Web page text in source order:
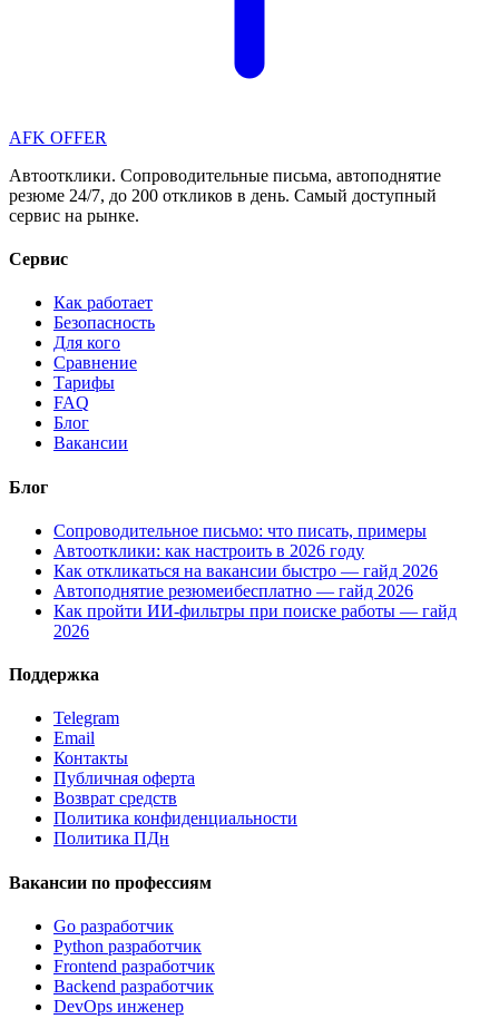
AFK OFFER
Автоотклики. Сопроводительные письма, автоподнятие
резюме 24/7, до 200 откликов в день. Самый доступный
сервис на рынке.
Сервис
Как работает
Безопасность
Для кого
Сравнение
Тарифы
FAQ
Блог
Вакансии
Блог
Сопроводительное письмо: что писать, примеры
Автоотклики: как настроить в 2026 году
Как откликаться на вакансии быстро — гайд 2026
Автоподнятие резюмеибесплатно — гайд 2026
Как пройти ИИ-фильтры при поиске работы — гайд
2026
Поддержка
Telegram
Email
Контакты
Публичная оферта
Возврат средств
Политика конфиденциальности
Политика ПДн
Вакансии по профессиям
Go разработчик
Python разработчик
Frontend разработчик
Backend разработчик
DevOps инженер